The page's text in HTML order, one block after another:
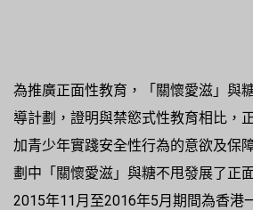
為推廣正面性教育，「關懷愛滋」與
導計劃，證明與禁慾式性教育相比，
加青少年實踐安全性行為的意欲及保
劃中「關懷愛滋」與糖不甩發展了正
2015年11月至2016年5月期間為香港